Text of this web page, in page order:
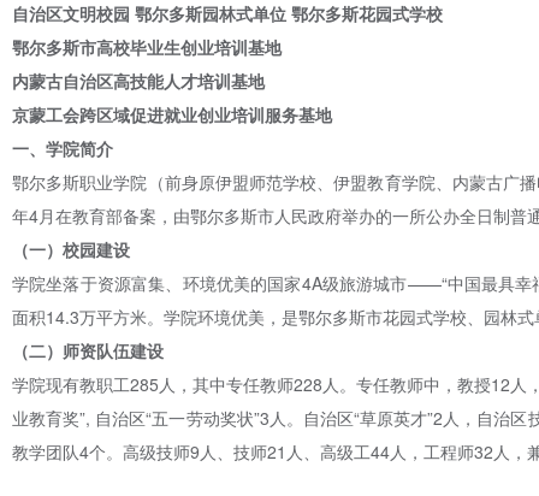
自治区文明校园 鄂尔多斯园林式单位 鄂尔多斯花园式学校
鄂尔多斯市高校毕业生创业培训基地
内蒙古自治区高技能人才培训基地
京蒙工会跨区域促进就业创业培训服务基地
一、学院简介
鄂尔多斯职业学院（前身原伊盟师范学校、伊盟教育学院、内蒙古广
年4月在教育部备案，由鄂尔多斯市人民政府举办的一所公办全日制普
（一） 校园建设
学院坐落于资源富集、环境优美的国家4A级旅游城市——“中国最具
面积14.3万平方米。学院环境优美，是鄂尔多斯市花园式学校、园林
（二） 师资队伍建设
学院现有教职工285人，其中专任教师228人。专任教师中，教授12
业教育奖”, 自治区“五一劳动奖状”3人。自治区“草原英才”2人，自治
教学团队4个。高级技师9人、技师21人、高级工44人，工程师32人，